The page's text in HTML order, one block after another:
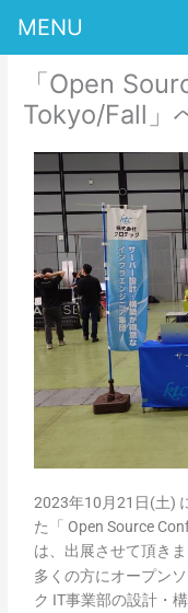
内
「Open
Tokyo/Fall」
2023年10月21日(土)
た「 Open Source
は、出展させて頂きま
多くの方にオープン
ク IT事業部の設計・
MENU